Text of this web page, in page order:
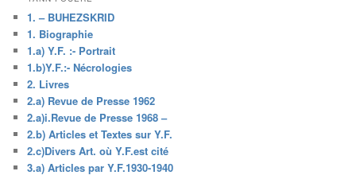
1. – BUHEZSKRID
1. Biographie
1.a) Y.F. :- Portrait
1.b)Y.F.:- Nécrologies
2. Livres
2.a) Revue de Presse 1962
2.a)i.Revue de Presse 1968 –
2.b) Articles et Textes sur Y.F.
2.c)Divers Art. où Y.F.est cité
3.a) Articles par Y.F.1930-1940